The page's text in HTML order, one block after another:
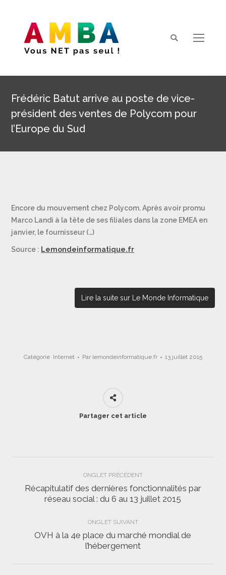
Search:
Frédéric Batut arrive au poste de vice-
président des ventes de Polycom pour
l’Europe du Sud
Encore du mouvement chez Polycom. Après avoir promu
Marco Landi à la tête de ses filiales dans la zone EMEA en
janvier, le fournisseur (…)
Source : Lemondeinformatique.fr
Lire la suite sur Le Monde Informatique
Catégorie Internet Par lemondeinformatique.fr 13 juillet 2015
Partager cet article
Navigation
de
ONGLET PRÉCÉDENT
Onglet
précédent
Récapitulatif des dernières fonctionnalités par
réseau social : du 6 au 13 juillet 2015
ONGLET SUIVANT
Onglet
suivant
OVH à la 4e place du marché mondial de
l’hébergement